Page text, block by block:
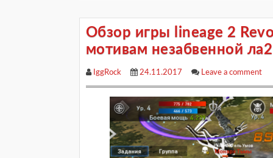
Обзор игры lineage 2
мотивам незабвенной ла2
IggRock 24.11.2017 Leave a comment